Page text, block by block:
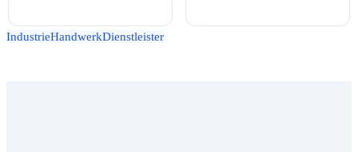
IndustrieHandwerkDienstleister